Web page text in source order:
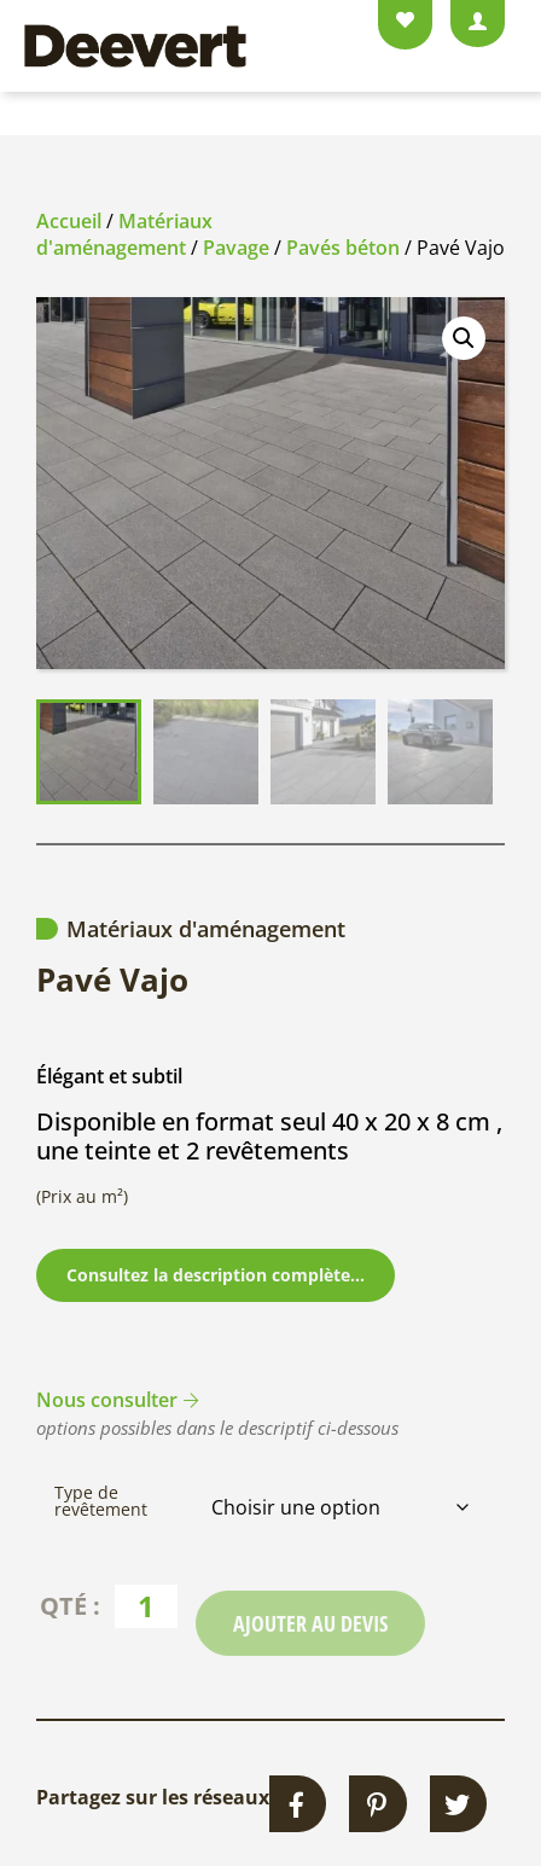
Accueil/ Matériaux
d'aménagement/ Pavage/ Pavés béton / Pavé Vajo
Matériaux d'aménagement
Pavé Vajo
Élégant et subtil
Disponible en format seul 40 x 20 x 8 cm ,
une teinte et 2 revêtements
(Prix au m²)
Consultez la description complète...
Nous consulter
options possibles dans le descriptif ci-dessous
Type de
revêtement
AJOUTER AU DEVIS
Partagez sur les réseaux